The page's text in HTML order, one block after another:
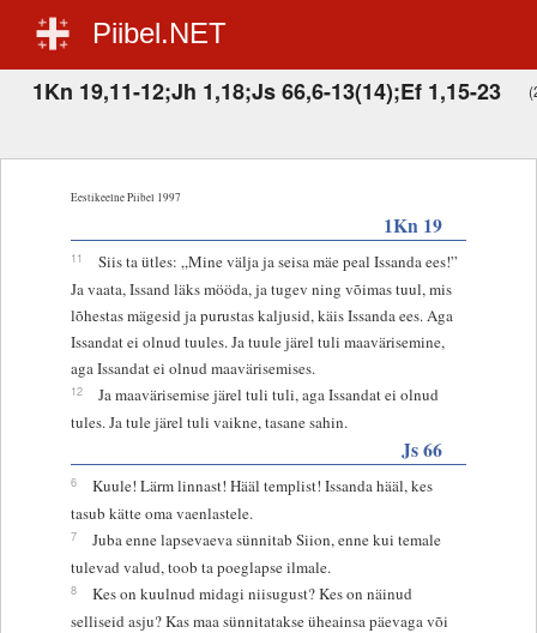
Piibel.NET
1Kn 19,11-12;Jh 1,18;Js 66,6-13(14);Ef 1,15-23
Eestikeelne Piibel 1997
1Kn 19
11
Siis ta ütles: „Mine välja ja seisa mäe peal Issanda ees!”
Ja vaata, Issand läks mööda, ja tugev ning võimas tuul, mis
lõhestas mägesid ja purustas kaljusid, käis Issanda ees. Aga
Issandat ei olnud tuules. Ja tuule järel tuli maavärisemine,
aga Issandat ei olnud maavärisemises.
12
Ja maavärisemise järel tuli tuli, aga Issandat ei olnud
tules. Ja tule järel tuli vaikne, tasane sahin.
Js 66
6
Kuule! Lärm linnast! Hääl templist! Issanda hääl, kes
tasub kätte oma vaenlastele.
7
Juba enne lapsevaeva sünnitab Siion, enne kui temale
tulevad valud, toob ta poeglapse ilmale.
8
Kes on kuulnud midagi niisugust? Kes on näinud
selliseid asju? Kas maa sünnitatakse üheainsa päevaga või